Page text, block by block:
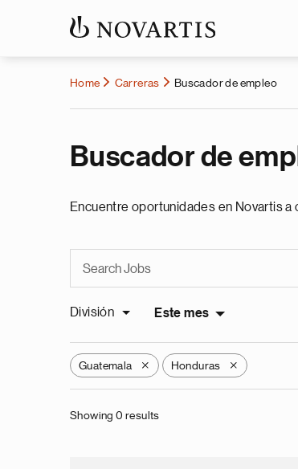
Home Carreras Buscador de empleo
Buscador de
Encuentre oportunidades en Novartis a
División Este mes
Guatemala X Honduras X
Showing 0 results